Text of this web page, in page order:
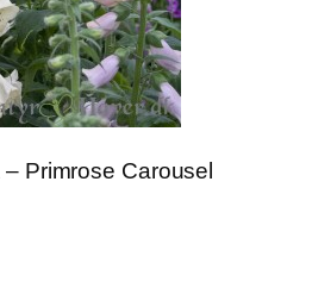
Primrose Carousel